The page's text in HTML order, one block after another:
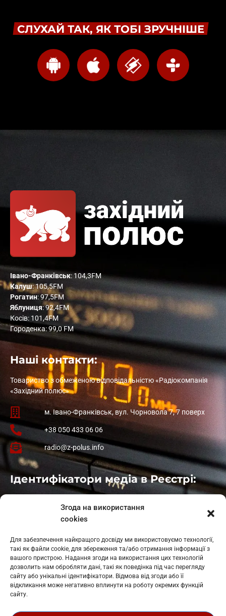
Згода на використання
cookies
Для забезпечення найкращого досвіду ми використовуємо технології,
такі як файли cookie, для збереження та/або отримання інформації з
вашого пристрою. Надання згоди на використання цих технологій
дозволить нам обробляти дані, такі як поведінка під час перегляду
сайту або унікальні ідентифікатори. Відмова від згоди або її
відкликання може негативно вплинути на роботу окремих функцій
сайту.
СЛУХАЙ ТАК, ЯК ТОБІ ЗРУЧНІШЕ
Івано-Франківськ: 104,3FM
Калуш: 105,5FM
Рогатин: 97,5FM
Яблуниця: 92,4FM
Косів: 101,4FM
Городенка: 99,0 FM
Наші контакти:
Товариство з обмеженою відповідальністю «Радіокомпанія
«Західний полюс»
м. Івано-Франківськ, вул. Чорновола 7, 7 поверх
+38 050 433 06 06
radio@z-polus.info
Ідентифікатори медіа в Реєстрі:
: L11-01410
: L11-01801
Косів: L11-01805
Гарасимів: L11-02274